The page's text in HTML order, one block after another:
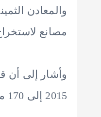
مصانع
2015 إلى 170 مصنعًا حاليًا، مع تحقيق الاكتفاء بنسبة 97% من الأدوية الأساسية.